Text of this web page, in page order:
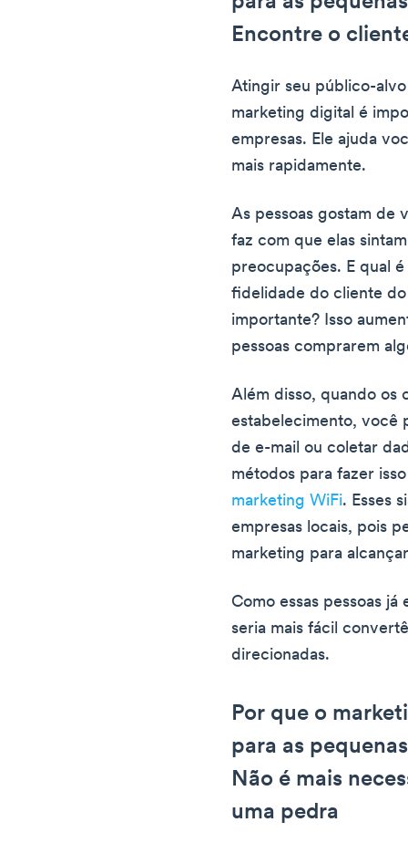
Encontre o
Atingir seu público-
marketing digital é
empresas. Ele ajuda
mais rapidamente.
As pessoas gostam de
faz com que elas
preocupações. E qual
fidelidade do cliente
importante? Isso
pessoas comprarem
Além disso, quando os
estabelecimento, você
de e-mail ou coletar
métodos para fazer
marketing WiFi. Esses
empresas locais, pois
marketing para
Como essas pessoas
seria mais fácil
direcionadas.
Por que o
para as
Não é mais
uma pedra